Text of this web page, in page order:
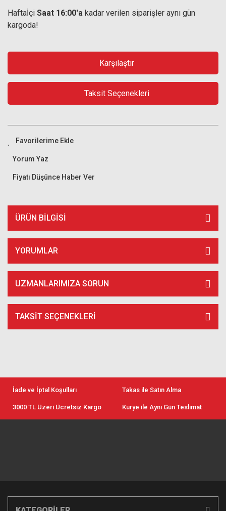
Haftaİçi Saat 16:00'a kadar verilen siparişler aynı gün
kargoda!
Karşılaştır
Taksit Seçenekleri
Yorum Yaz
Fiyatı Düşünce Haber Ver
ÜRÜN BILGISI
YORUMLAR
UZMANLARIMIZA SORUN
TAKSIT SEÇENEKLERI
İade ve İptal Koşulları Takas ile Satın Alma
3000 TL Üzeri Ücretsiz Kargo Kurye ile Aynı Gün Teslimat